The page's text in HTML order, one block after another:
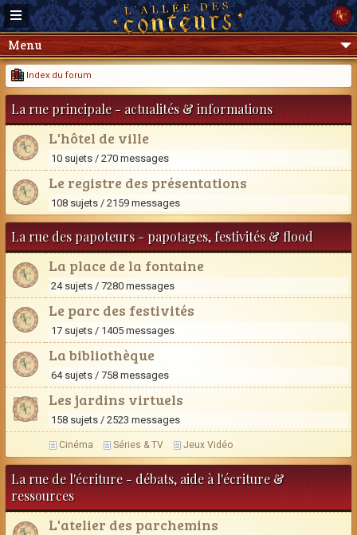
Menu
Index du forum
La rue principale - actualités & informations
L'hôtel de ville
10 sujets / 270 messages
Le registre des présentations
108 sujets / 2159 messages
La rue des papoteurs - papotages, festivités & flood
La place de la fontaine
24 sujets / 7280 messages
Le parc des festivités
17 sujets / 1405 messages
La bibliothèque
64 sujets / 758 messages
Les jardins virtuels
158 sujets / 2523 messages
Cinéma Séries & TV Jeux Vidéo
La rue de l'écriture - débats, aide à l'écriture &
ressources
L'atelier des parchemins